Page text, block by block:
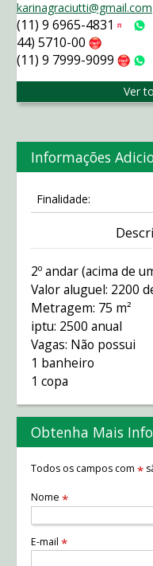
karinagraciutti@gmail.com
(11) 9 6965-4831
44) 5710-00
(11) 9 7999-9099
Ver
Informações
Finalidade:
2º andar (acima de
Valor aluguel: 2200
Metragem: 75 m²
iptu: 2500 anual
Vagas: Não possui
1 banheiro
1 copa
Obtenha Mais
Todos os campos com *
Nome *
E-mail *